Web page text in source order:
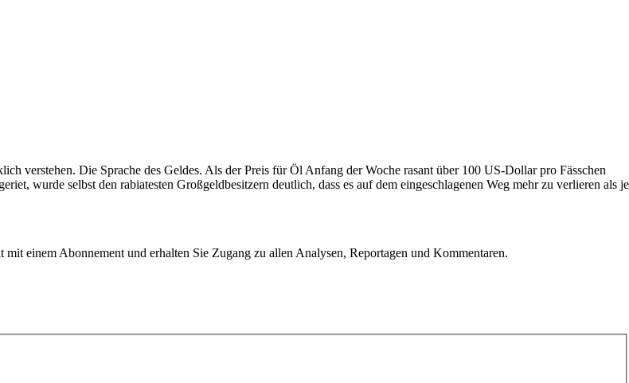
verstehen. Die Sprache des Geldes. Als der Preis für Öl Anfang der Woche rasant über 100 US-Dollar pro Fässchen
wurde selbst den rabiatesten Großgeldbesitzern deutlich, dass es auf dem eingeschlagenen Weg mehr zu verlieren als je
einem Abonnement und erhalten Sie Zugang zu allen Analysen, Reportagen und Kommentaren.